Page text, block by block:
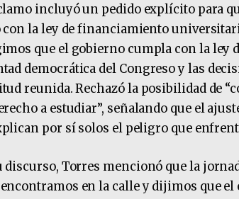
incluyó un pedido explícito para
con la ley de financiamiento
que el gobierno cumpla con la
democrática del Congreso y las
reunida. Rechazó la posibilidad de
a estudiar”, señalando que el
por sí solos el peligro que
discurso, Torres mencionó que la
encontramos en la calle y dijimos que